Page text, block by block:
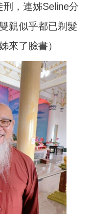
，連姊Seline分
親似乎都已剃髮
來了臉書）